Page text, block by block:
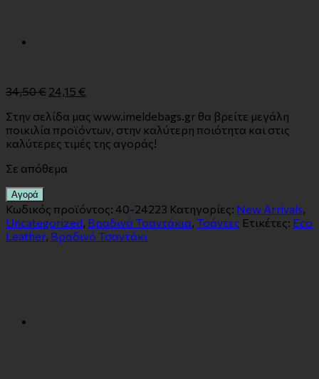
34,50€ 24,15 €
Στην σελίδα μας www.imeldebags.gr θα βρείτε μεγάλη
ποικιλία προϊόντων, στην καλύτερη ποιότητα και στις
καλύτερες τιμές της αγοράς!
Σε απόθεμα
Αγορά
Κωδικός προϊόντος: 40-24223 Κατηγορίες: New Arrivals
Uncategorized Βραδινά Τσαντάκια Τσάντες Ετικέτες: Eco
Leather, Βραδινό Τσαντάκι